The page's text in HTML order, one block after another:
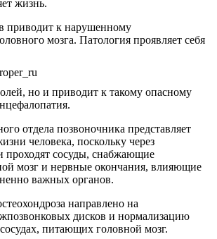
жизнь.
приводит к нарушенному
мозга. Патология проявляет себя
но и приводит к такому опасному
отдела позвоночника представляет
человека, поскольку через
проходят сосуды, снабжающие
мозг и нервные окончания, влияющие
важных органов.
направлено на
дисков и нормализацию
питающих головной мозг.